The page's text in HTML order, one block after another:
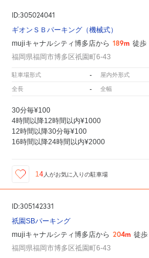
ID:305024041
ギオンＳＢパーキング（機械式）
mujiキャナルシティ博多店から 189m 徒歩
福岡県福岡市博多区祇園町6-43
駐車場形式 - 屋内外形式
全長 - 全幅
30分毎¥100
4時間以降12時間以内¥1000
12時間以降30分毎¥100
16時間以降24時間以内¥2000
14 人がお気に入りの駐車場
ID:305142331
祇園SBパーキング
mujiキャナルシティ博多店から 204m 徒歩
福岡県福岡市博多区祗園町6-43